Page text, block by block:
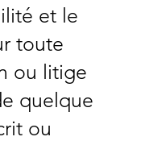
et le
toute
ou litige
quelque
ou